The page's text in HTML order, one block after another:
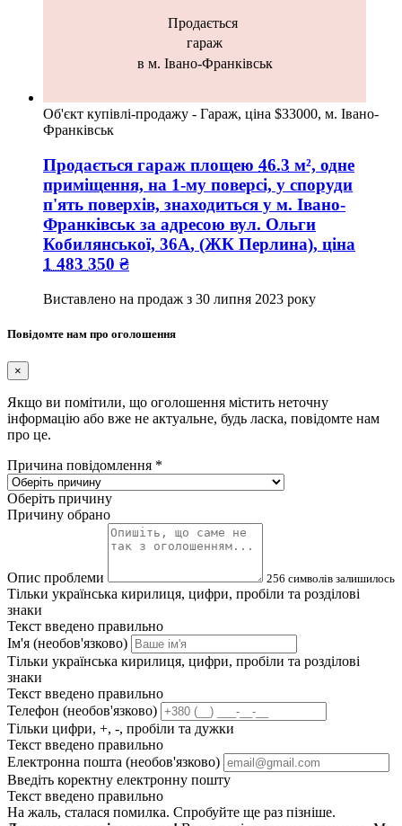
Продається
гараж
в м. Івано-Франківськ
Об'єкт купівлі-продажу - Гараж, ціна $33000, м. Івано-
Франківськ
Продається гараж площею 46.3 м², одне
приміщення, на 1-му поверсі, у споруди
п'ять поверхів, знаходиться у м. Івано-
Франківськ за адресою вул. Ольги
Кобилянської, 36А, (ЖК Перлина), ціна
1 483 350 ₴
Виставлено на продаж з 30 липня 2023 року
Повідомте нам про оголошення
×
Якщо ви помітили, що оголошення містить неточну
інформацію або вже не актуальне, будь ласка, повідомте нам
про це.
Причина повідомлення *
Оберіть причину
Причину обрано
Опис проблеми 256 символів залишилось
Тільки українська кирилиця, цифри, пробіли та розділові
знаки
Текст введено правильно
Ім'я (необов'язково)
Тільки українська кирилиця, цифри, пробіли та розділові
знаки
Текст введено правильно
Телефон (необов'язково)
Тільки цифри, +, -, пробіли та дужки
Текст введено правильно
Електронна пошта (необов'язково)
Введіть коректну електронну пошту
Текст введено правильно
На жаль, сталася помилка. Спробуйте ще раз пізніше.